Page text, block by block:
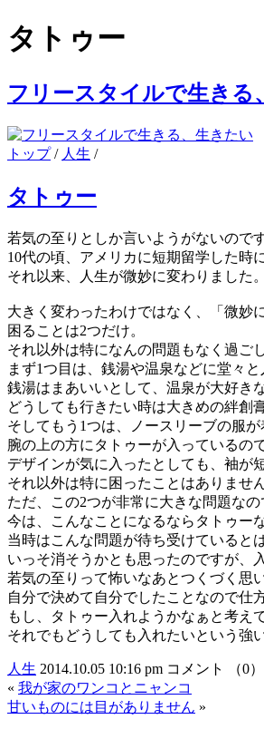
タトゥー
フリースタイルで生きる
トップ/ 人生 /
タトゥー
若気の至りとしか言いようがないので
10代の頃、アメリカに短期留学した時
それ以来、人生が微妙に変わりました。
大きく変わったわけではなく、「微妙
困ることは2つだけ。
それ以外は特になんの問題もなく過ご
まず1つ目は、銭湯や温泉などに堂々と
銭湯はまあいいとして、温泉が大好き
どうしても行きたい時は大きめの絆創
そしてもう1つは、ノースリーブの服が
腕の上の方にタトゥーが入っているの
デザインが気に入ったとしても、袖が
それ以外は特に困ったことはありません
ただ、この2つが非常に大きな問題なの
今は、こんなことになるならタトゥー
当時はこんな問題が待ち受けていると
いっそ消そうかとも思ったのですが、
若気の至りって怖いなあとつくづく思
自分で決めて自分でしたことなので仕
もし、タトゥー入れようかなぁと考え
それでもどうしても入れたいという強
人生 2014.10.05 10:16 pm コメント （0）
« 我が家のワンコとニャンコ
甘いものには目がありません »